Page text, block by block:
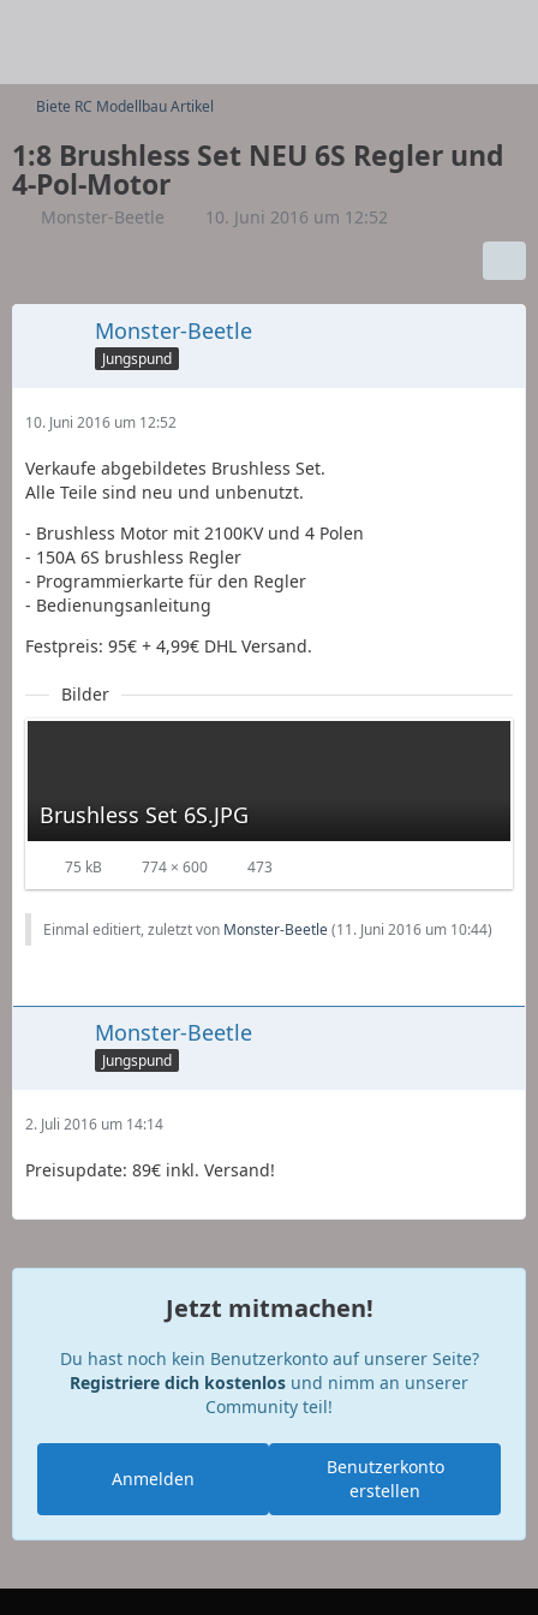
Biete RC Modellbau Artikel
1:8 Brushless Set NEU 6S Regler und
4-Pol-Motor
Monster-Beetle 10. Juni 2016 um 12:52
Monster-Beetle
Jungspund
10. Juni 2016 um 12:52
Verkaufe abgebildetes Brushless Set.
Alle Teile sind neu und unbenutzt.
- Brushless Motor mit 2100KV und 4 Polen
- 150A 6S brushless Regler
- Programmierkarte für den Regler
- Bedienungsanleitung
Festpreis: 95€ + 4,99€ DHL Versand.
Bilder
Brushless Set 6S.JPG
75 kB 774 × 600 473
Einmal editiert, zuletzt von Monster-Beetle(11. Juni 2016 um 10:44)
Monster-Beetle
Jungspund
2. Juli 2016 um 14:14
Preisupdate: 89€ inkl. Versand!
Jetzt mitmachen!
Du hast noch kein Benutzerkonto auf unserer Seite?
Registriere dich kostenlos und nimm an unserer
Community teil!
Benutzerkonto
erstellen
Anmelden